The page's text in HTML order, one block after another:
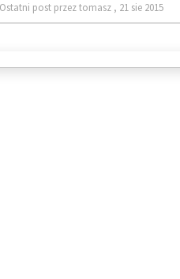
Ostatni post przez tomasz , 21 sie 2015